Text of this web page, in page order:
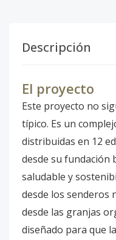
Descripción
El proyecto
Este proyecto no
típico. Es un
distribuidas en 12
desde su fundación
saludable y
desde los senderos
desde las granjas
diseñado para que